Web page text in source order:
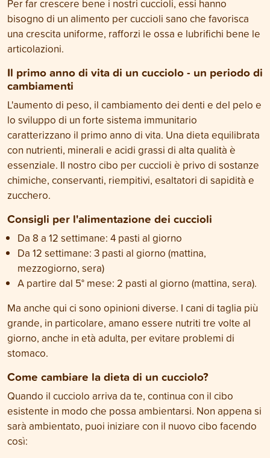
Per far crescere bene i nostri cuccioli, essi hanno
bisogno di un alimento per cuccioli sano che favorisca
una crescita uniforme, rafforzi le ossa e lubrifichi bene le
articolazioni.
Il primo anno di vita di un cucciolo - un periodo di
cambiamenti
L'aumento di peso, il cambiamento dei denti e del pelo e
lo sviluppo di un forte sistema immunitario
caratterizzano il primo anno di vita. Una dieta equilibrata
con nutrienti, minerali e acidi grassi di alta qualità è
essenziale. Il nostro cibo per cuccioli è privo di sostanze
chimiche, conservanti, riempitivi, esaltatori di sapidità e
zucchero.
Consigli per l'alimentazione dei cuccioli
Da 8 a 12 settimane: 4 pasti al giorno
Da 12 settimane: 3 pasti al giorno (mattina,
mezzogiorno, sera)
A partire dal 5° mese: 2 pasti al giorno (mattina, sera).
Ma anche qui ci sono opinioni diverse. I cani di taglia più
grande, in particolare, amano essere nutriti tre volte al
giorno, anche in età adulta, per evitare problemi di
stomaco.
Come cambiare la dieta di un cucciolo?
Quando il cucciolo arriva da te, continua con il cibo
esistente in modo che possa ambientarsi. Non appena si
sarà ambientato, puoi iniziare con il nuovo cibo facendo
così: